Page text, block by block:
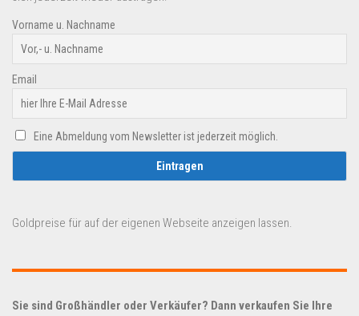
Vorname u. Nachname
Email
Eine Abmeldung vom Newsletter ist jederzeit möglich.
Goldpreise für auf der eigenen Webseite anzeigen lassen.
Sie sind Großhändler oder Verkäufer? Dann verkaufen Sie Ihre